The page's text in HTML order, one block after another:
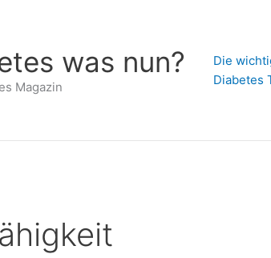
was nun?
Magazin
Die
Diabetes